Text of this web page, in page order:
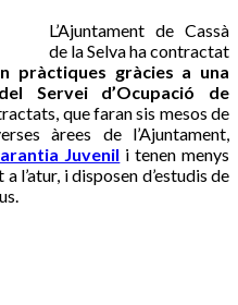
L’Ajuntament de Cassà
de la Selva ha contractat
pràctiques gràcies a una
Servei d’Ocupació de
que faran sis mesos de
àrees de l’Ajuntament,
Juvenil i tenen menys
l’atur, i disposen d’estudis de